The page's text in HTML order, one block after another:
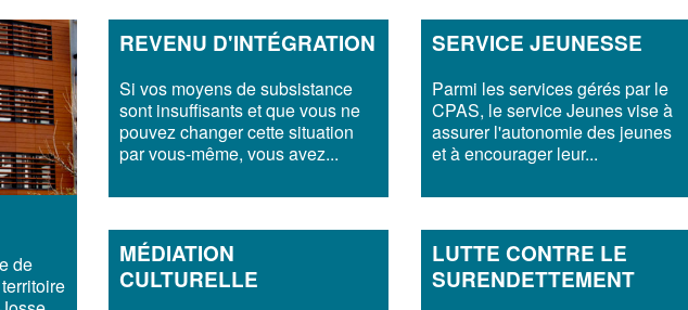
de
REVENU D'INTÉGRATION
Si vos moyens de subsistance
sont insuffisants et que vous ne
pouvez changer cette situation
par vous-même, vous avez...
SERVICE JEUNESSE
Parmi les services gérés par le
CPAS, le service Jeunes vise à
assurer l'autonomie des jeunes
et à encourager leur...
MÉDIATION
CULTURELLE
LUTTE CONTRE LE
SURENDETTEMENT